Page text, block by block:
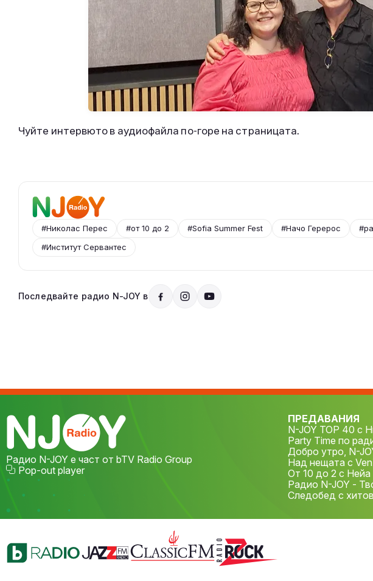
Чуйте интервюто в аудиофайла по-горе на страницата.
#Николас Перес #от 10 до 2 #Sofia Summer Fest #Начо Герерос
#Институт Сервантес
Последвайте радио N-JOY в
Радио N-JOY е част от bTV Radio Group
Pop-out player
ПРЕДАВАНИЯ
N-JOY TOP 40 с
Party Time по
Добро утро, N-
Над нещата с
От 10 до 2 с Нейа
Радио N-JOY -
Следобед с